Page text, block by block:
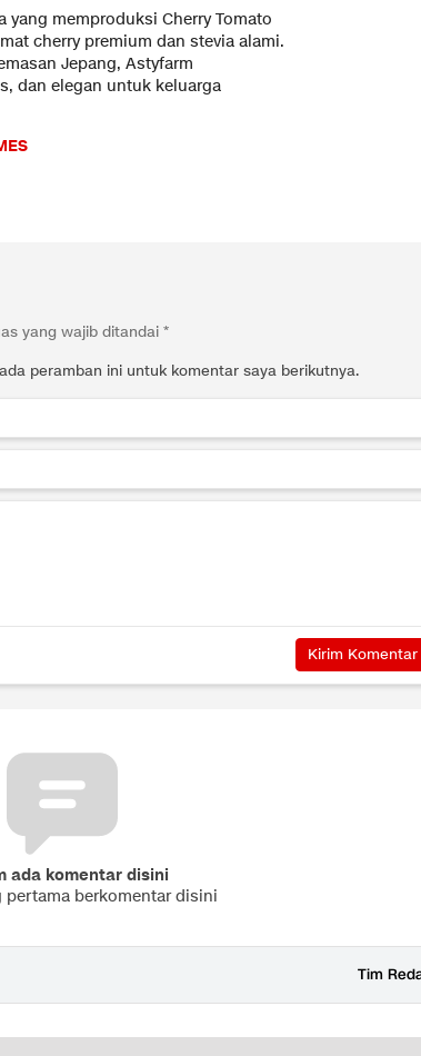
memproduksi Cherry Tomato
cherry premium dan stevia alami.
Jepang, Astyfarm
dan elegan untuk keluarga
yang wajib ditandai *
peramban ini untuk komentar saya berikutnya.
ada komentar disini
pertama berkomentar disini
Tim